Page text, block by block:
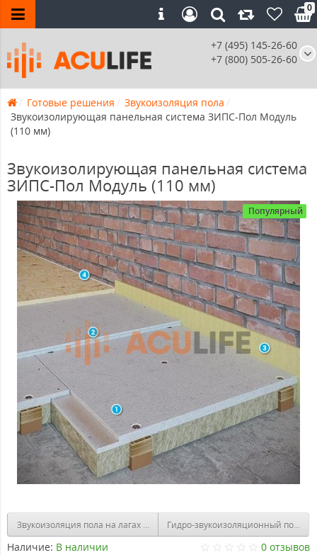
+7 (495) 145-26-60
+7 (800) 505-26-60
0
Готовые решения
Звукоизоляция пола
Звукоизолирующая панельная система ЗИПС-Пол Модуль
(110 мм)
Звукоизолирующая панельная система
ЗИПС-Пол Модуль (110 мм)
Популярный
Звукоизоляция пола на лагах с виброопорамиГидро-звукоизоляционный пол с
Наличие: В наличии
0 отзывов